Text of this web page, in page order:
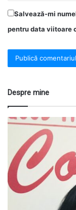
Salvează-mi
pentru data viitoare
Despre mine